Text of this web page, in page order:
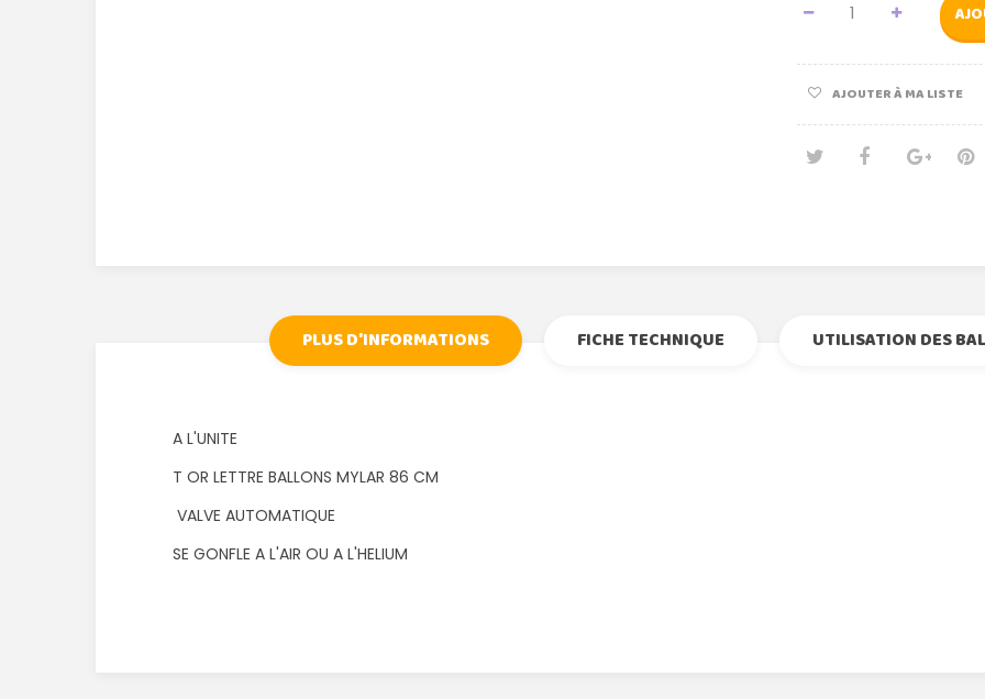
AJOUTER À MA LISTE
PLUS D'INFORMATIONS FICHE TECHNIQUE UTILISATION DES
A L'UNITE
T OR LETTRE BALLONS MYLAR 86 CM
VALVE AUTOMATIQUE
SE GONFLE A L'AIR OU A L'HELIUM